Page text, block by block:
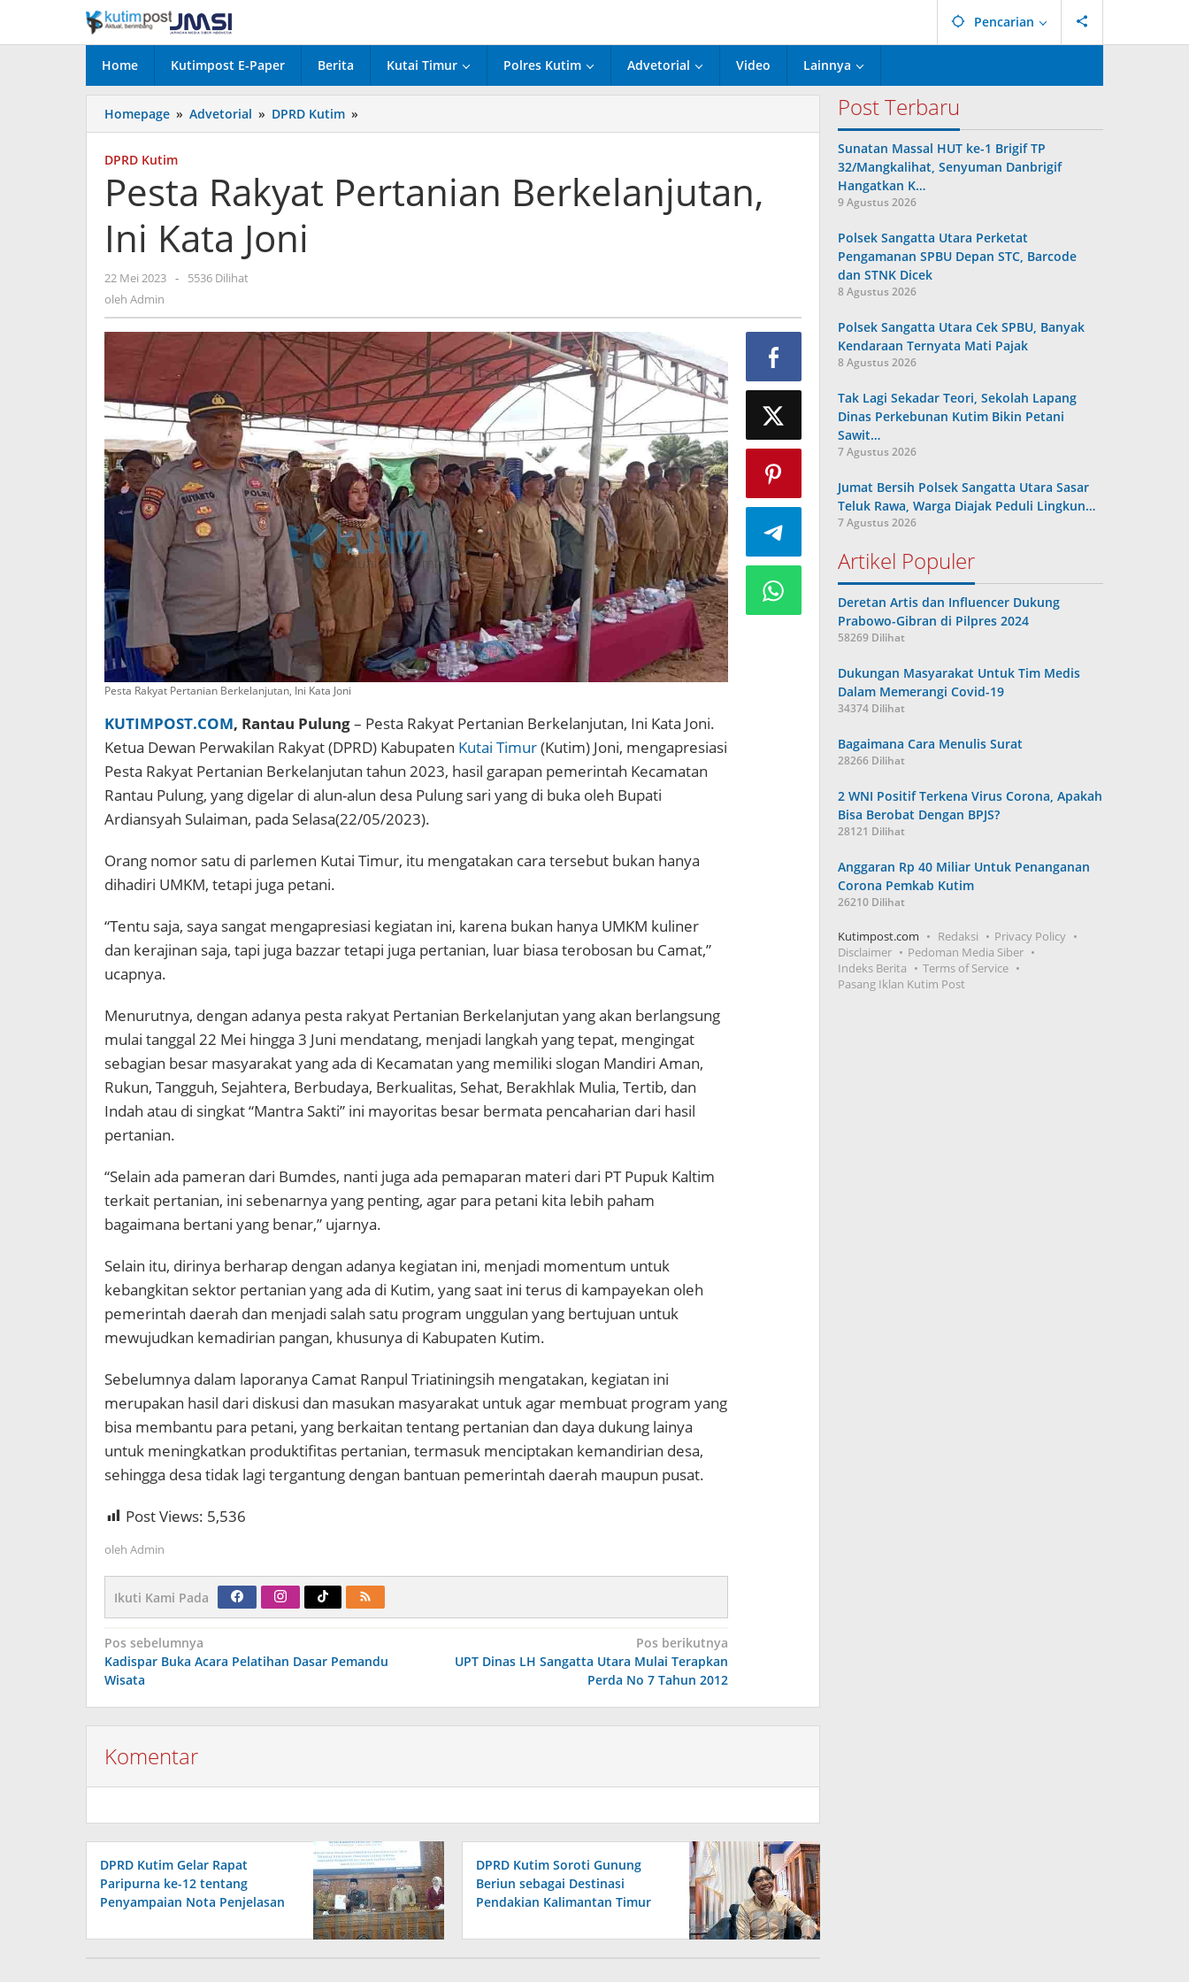
konten
Pencarian
Home Kutimpost E-Paper Berita Kutai Timur Polres Kutim Advetorial Video Lainnya
Homepage » Advetorial » DPRD Kutim »
Rakyat
Ini
Kata
DPRD Kutim
Pesta Rakyat Pertanian Berkelanjutan,
Ini Kata Joni
22 Mei 2023 oleh
-
5536 Dilihat
oleh Admin
Pesta Rakyat Pertanian Berkelanjutan, Ini Kata Joni
KUTIMPOST.COM, Rantau Pulung– Pesta Rakyat Pertanian Berkelanjutan, Ini Kata Joni.
Ketua Dewan Perwakilan Rakyat (DPRD) Kabupaten Kutai Timur(Kutim) Joni, mengapresiasi
Pesta Rakyat Pertanian Berkelanjutan tahun 2023, hasil garapan pemerintah Kecamatan
Rantau Pulung, yang digelar di alun-alun desa Pulung sari yang di buka oleh Bupati
Ardiansyah Sulaiman, pada Selasa(22/05/2023).
Orang nomor satu di parlemen Kutai Timur, itu mengatakan cara tersebut bukan hanya
dihadiri UMKM, tetapi juga petani.
“Tentu saja, saya sangat mengapresiasi kegiatan ini, karena bukan hanya UMKM kuliner
dan kerajinan saja, tapi juga bazzar tetapi juga pertanian, luar biasa terobosan bu Camat,”
ucapnya.
Menurutnya, dengan adanya pesta rakyat Pertanian Berkelanjutan yang akan berlangsung
mulai tanggal 22 Mei hingga 3 Juni mendatang, menjadi langkah yang tepat, mengingat
sebagian besar masyarakat yang ada di Kecamatan yang memiliki slogan Mandiri Aman,
Rukun, Tangguh, Sejahtera, Berbudaya, Berkualitas, Sehat, Berakhlak Mulia, Tertib, dan
Indah atau di singkat “Mantra Sakti” ini mayoritas besar bermata pencaharian dari hasil
pertanian.
“Selain ada pameran dari Bumdes, nanti juga ada pemaparan materi dari PT Pupuk Kaltim
terkait pertanian, ini sebenarnya yang penting, agar para petani kita lebih paham
bagaimana bertani yang benar,” ujarnya.
Selain itu, dirinya berharap dengan adanya kegiatan ini, menjadi momentum untuk
kebangkitan sektor pertanian yang ada di Kutim, yang saat ini terus di kampayekan oleh
pemerintah daerah dan menjadi salah satu program unggulan yang bertujuan untuk
mewujudkan kemadirian pangan, khusunya di Kabupaten Kutim.
Sebelumnya dalam laporanya Camat Ranpul Triatiningsih mengatakan, kegiatan ini
merupakan hasil dari diskusi dan masukan masyarakat untuk agar membuat program yang
bisa membantu para petani, yang berkaitan tentang pertanian dan daya dukung lainya
untuk meningkatkan produktifitas pertanian, termasuk menciptakan kemandirian desa,
sehingga desa tidak lagi tergantung dengan bantuan pemerintah daerah maupun pusat.
Post Views: 5,536
oleh Admin
Ikuti Kami Pada
Navigasi
pos
Pos sebelumnya
Kadispar Buka Acara Pelatihan Dasar Pemandu
Wisata
Pos berikutnya
UPT Dinas LH Sangatta Utara Mulai Terapkan
Perda No 7 Tahun 2012
Komentar
DPRD Kutim Gelar Rapat
Paripurna ke-12 tentang
Penyampaian Nota Penjelasan
APBD 2026
DPRD Kutim Soroti Gunung
Beriun sebagai Destinasi
Pendakian Kalimantan Timur
Post Terbaru
Sunatan Massal HUT ke-1 Brigif TP
32/Mangkalihat, Senyuman Danbrigif
Hangatkan K…
9 Agustus 2026
Polsek Sangatta Utara Perketat
Pengamanan SPBU Depan STC, Barcode
dan STNK Dicek
8 Agustus 2026
Polsek Sangatta Utara Cek SPBU, Banyak
Kendaraan Ternyata Mati Pajak
8 Agustus 2026
Tak Lagi Sekadar Teori, Sekolah Lapang
Dinas Perkebunan Kutim Bikin Petani
Sawit…
7 Agustus 2026
Jumat Bersih Polsek Sangatta Utara Sasar
Teluk Rawa, Warga Diajak Peduli Lingkun…
7 Agustus 2026
Artikel Populer
Deretan Artis dan Influencer Dukung
Prabowo-Gibran di Pilpres 2024
58269 Dilihat
Dukungan Masyarakat Untuk Tim Medis
Dalam Memerangi Covid-19
34374 Dilihat
Bagaimana Cara Menulis Surat
28266 Dilihat
2 WNI Positif Terkena Virus Corona, Apakah
Bisa Berobat Dengan BPJS?
28121 Dilihat
Anggaran Rp 40 Miliar Untuk Penanganan
Corona Pemkab Kutim
26210 Dilihat
Kutimpost.com Redaksi
Privacy Policy
Disclaimer
Pedoman Media Siber
Indeks Berita
Terms of Service
Pasang Iklan Kutim Post